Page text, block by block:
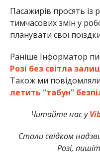
Пасажирів просять із
тимчасових змін у
планувати свої
Раніше Інформатор
Розі без світла
Також ми
летить “табун”
Читайте нас у
Стали свідком
Розі,